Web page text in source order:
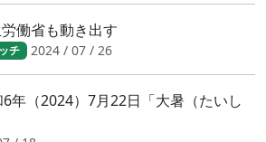
働省も動き出す
チ 2024 / 07 / 26
（2024）7月22日「大暑（たいし